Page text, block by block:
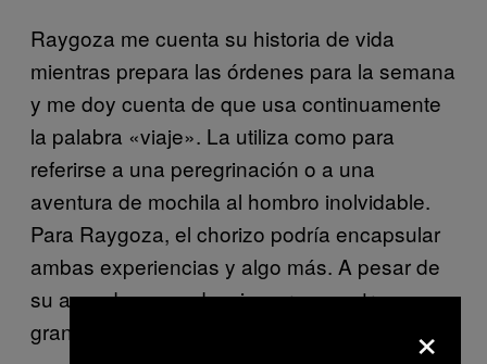
Raygoza me cuenta su historia de vida
mientras prepara las órdenes para la semana
y me doy cuenta de que usa continuamente
la palabra «viaje». La utiliza como para
referirse a una peregrinación o a una
aventura de mochila al hombro inolvidable.
Para Raygoza, el chorizo podría encapsular
ambas experiencias y algo más. A pesar de
su agenda ocupada, siempre muestra una
gran sonrisa.
×